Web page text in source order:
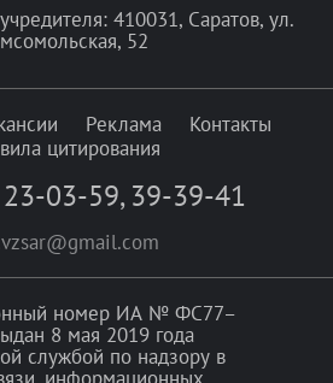
410031, Саратов, ул.
52
Реклама
Контакты
цитирования
03-59, 39-39-41
номер ИА № ФС77–
8 мая 2019 года
службой по надзору в